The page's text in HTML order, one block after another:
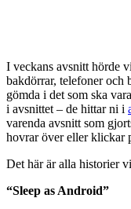
I veckans avsnitt hörde
bakdörrar, telefoner och
gömda i det som ska
i avsnittet – de hittar ni i
varenda avsnitt som
hovrar över eller klickar
Det här är alla historier
“Sleep as Android”